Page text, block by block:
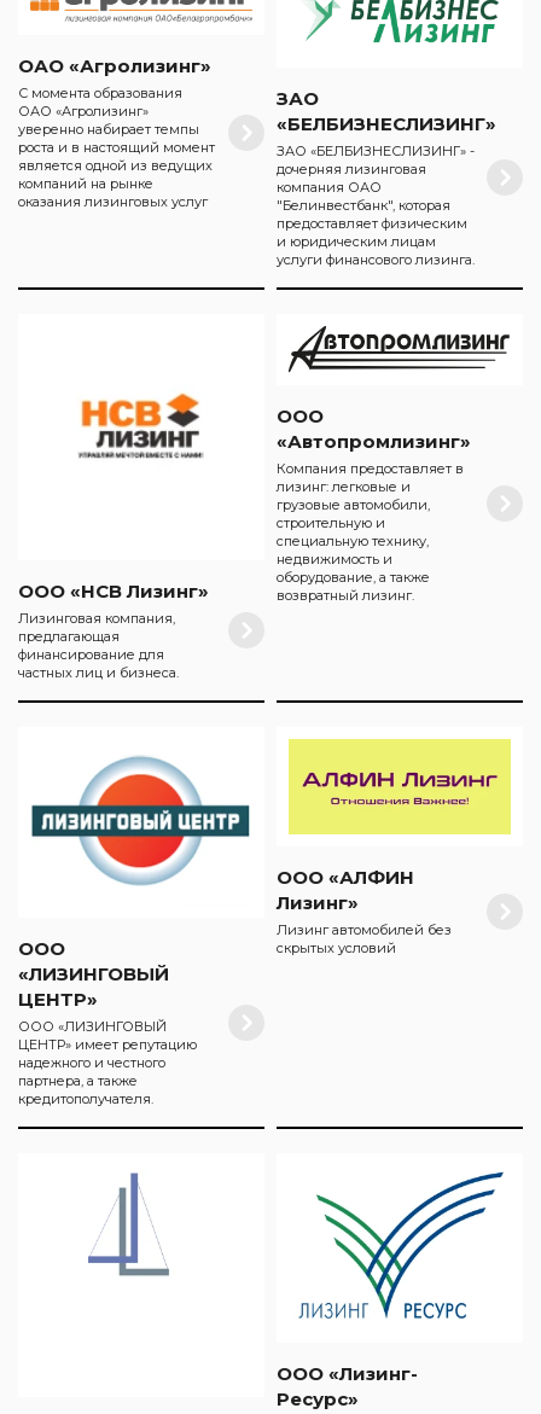
ОАО «Агролизинг»
С момента образования
ОАО «Агролизинг»
уверенно набирает темпы
роста и в настоящий момент
является одной из ведущих
компаний на рынке
оказания лизинговых услуг
ЗАО
«БЕЛБИЗНЕСЛИЗИНГ»
ЗАО «БЕЛБИЗНЕСЛИЗИНГ» -
дочерняя лизинговая
компания ОАО
"Белинвестбанк", которая
предоставляет физическим
и юридическим лицам
услуги финансового лизинга.
ООО «НСВ Лизинг»
Лизинговая компания,
предлагающая
финансирование для
частных лиц и бизнеса.
ООО
«Автопромлизинг»
Компания предоставляет в
лизинг: легковые и
грузовые автомобили,
строительную и
специальную технику,
недвижимость и
оборудование, а также
возвратный лизинг.
ООО
«ЛИЗИНГОВЫЙ
ЦЕНТР»
ООО «ЛИЗИНГОВЫЙ
ЦЕНТР» имеет репутацию
надежного и честного
партнера, а также
кредитополучателя.
ООО «АЛФИН
Лизинг»
Лизинг автомобилей без
скрытых условий
ООО «Лизинг-
Ресурс»